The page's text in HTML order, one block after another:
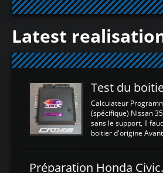
Latest
Calculateur
(spécifique) Nissan
sans le support, Il
boitier d'origine
d'envoyer